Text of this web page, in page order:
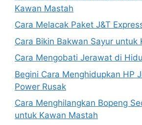
Kawan Mastah
Cara Melacak Paket J&T
Cara Bikin Bakwan Sayur untuk
Cara Mengobati Jerawat di
Begini Cara Menghidupkan HP
Power Rusak
Cara Menghilangkan Bopeng
untuk Kawan Mastah